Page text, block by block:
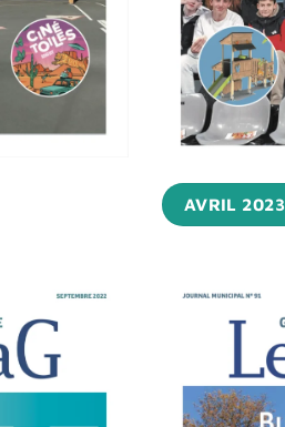
AVRIL 2023